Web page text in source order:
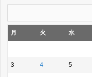
月 火 水
3 4 5